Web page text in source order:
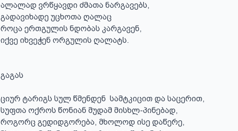
ალალად ვრწყავდი ძმათა ნარგავებს,
გადავიხადე უცხოთა ღალაც
როცა ერთგულის ნდობას კარგავენ,
იქვე იხვეჭენ ორგულის ღალატს.
გაგას
ციურ ტარიგს სულ წმენდენ  სამტკიცით და საცერით,
სუფთა ოქროს წონიან მუდამ მისხლ-პინებად,
როგორც გედიდგორება, მხოლოდ ისე დაწერე,